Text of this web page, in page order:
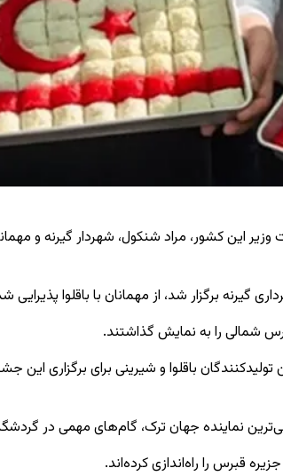
وزیراین کشور، مراد شنکول، شهردار گیرنه و
برگزار شد، از مهمانان با باقلوا پذیرایی
شمالی را به نمایش گذاشتند.
باقلوا و شیرینی برای برگزاری این
نماینده جهان ترک، گام‌های مهمی در
قبرس را راه‌اندازی کرده‌اند.